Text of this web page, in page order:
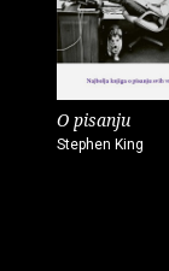
O pisanju
Stephen King